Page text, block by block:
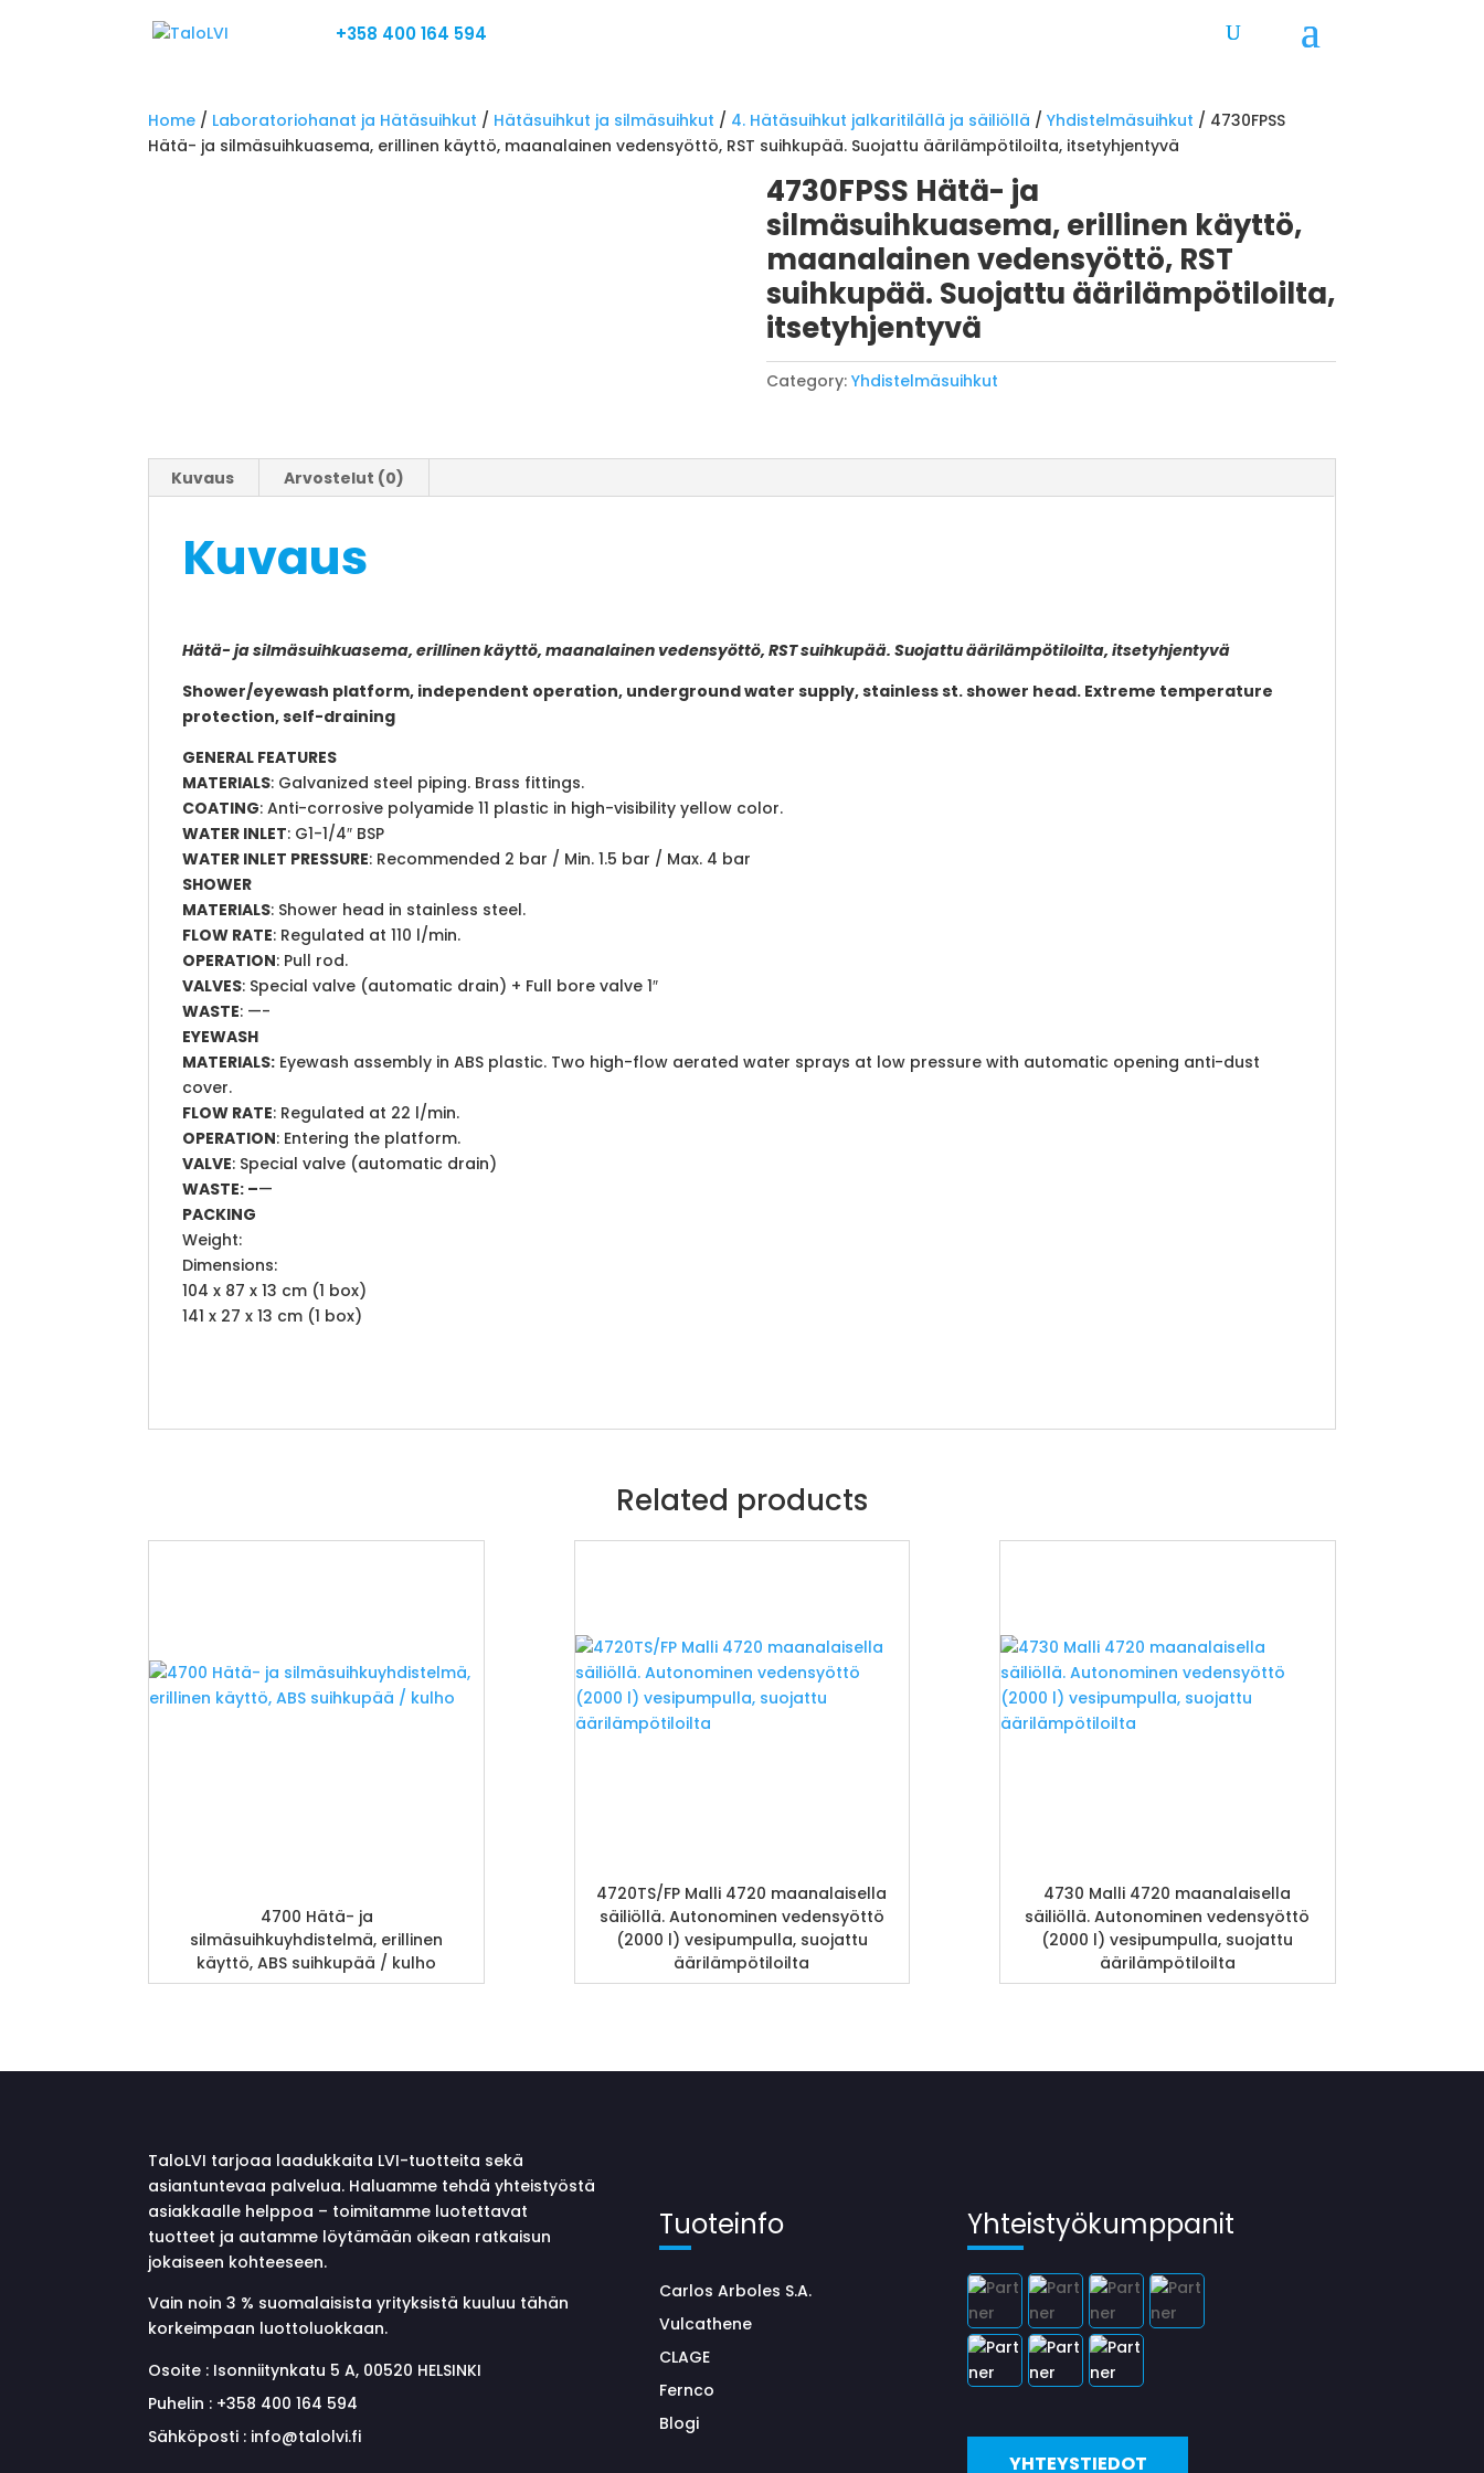
+358 400 164 594
Home / Laboratoriohanat ja Hätäsuihkut / Hätäsuihkut ja silmäsuihkut / 4. Hätäsuihkut jalkaritilällä ja säiliöllä /Yhdistelmäsuihkut / 4730FPSS
Hätä- ja silmäsuihkuasema, erillinen käyttö, maanalainen vedensyöttö, RST suihkupää. Suojattu äärilämpötiloilta, itsetyhjentyvä
4730FPSS Hätä- ja
silmäsuihkuasema, erillinen käyttö,
maanalainen vedensyöttö, RST
suihkupää. Suojattu äärilämpötiloilta,
itsetyhjentyvä
Category: Yhdistelmäsuihkut
Kuvaus Arvostelut (0)
Kuvaus
Hätä- ja silmäsuihkuasema, erillinen käyttö, maanalainen vedensyöttö, RST suihkupää. Suojattu äärilämpötiloilta, itsetyhjentyvä
Shower/eyewash platform, independent operation, underground water supply, stainless st. shower head. Extreme temperature
protection, self-draining
GENERAL FEATURES
MATERIALS: Galvanized steel piping. Brass fittings.
COATING: Anti-corrosive polyamide 11 plastic in high-visibility yellow color.
WATER INLET: G1-1/4″ BSP
WATER INLET PRESSURE: Recommended 2 bar / Min. 1.5 bar / Max. 4 bar
SHOWER
MATERIALS: Shower head in stainless steel.
FLOW RATE: Regulated at 110 l/min.
OPERATION: Pull rod.
VALVES: Special valve (automatic drain) + Full bore valve 1″
WASTE: —-
EYEWASH
MATERIALS: Eyewash assembly in ABS plastic. Two high-flow aerated water sprays at low pressure with automatic opening anti-dust
cover.
FLOW RATE: Regulated at 22 l/min.
OPERATION: Entering the platform.
VALVE: Special valve (automatic drain)
WASTE: –—
PACKING
Weight:
Dimensions:
104 x 87 x 13 cm (1 box)
141 x 27 x 13 cm (1 box)
Related products
4700 Hätä- ja
silmäsuihkuyhdistelmä, erillinen
käyttö, ABS suihkupää / kulho
4720TS/FP Malli 4720 maanalaisella
säiliöllä. Autonominen vedensyöttö
(2000 l) vesipumpulla, suojattu
äärilämpötiloilta
4730 Malli 4720 maanalaisella
säiliöllä. Autonominen vedensyöttö
(2000 l) vesipumpulla, suojattu
äärilämpötiloilta
TaloLVI tarjoaa laadukkaita LVI-tuotteita sekä
asiantuntevaa palvelua. Haluamme tehdä yhteistyöstä
asiakkaalle helppoa – toimitamme luotettavat
tuotteet ja autamme löytämään oikean ratkaisun
jokaiseen kohteeseen.
Vain noin 3 % suomalaisista yrityksistä kuuluu tähän
korkeimpaan luottoluokkaan.
Osoite : Isonniitynkatu 5 A, 00520 HELSINKI
Puhelin : +358 400 164 594
Sähköposti : info@talolvi.fi
Tuoteinfo
Carlos Arboles S.A.
Vulcathene
CLAGE
Fernco
Blogi
Yhteistyökumppanit
YHTEYSTIEDOT